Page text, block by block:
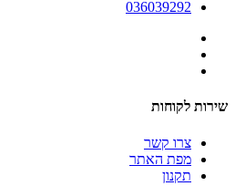
036039292
שירות לקוחות
צרו קשר
מפת האתר
תקנון